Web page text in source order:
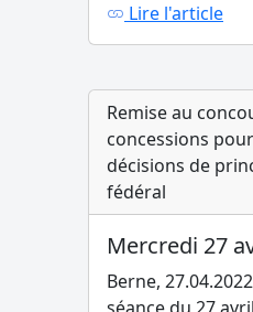
Lire l'article
Remise au
concessions
décisions de
fédéral
Mercredi 27
Berne,